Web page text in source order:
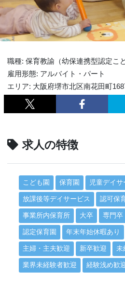
職種: 保育教諭（幼保連携型認定こ
雇用形態: アルバイト・パート
エリア: 大阪府堺市北区南花田町
求人の特徴
こども園 保育園 児童デイサ
放課後等デイサービス 認可保
事業所内保育所 大卒 専門卒
認定保育園 年末年始休暇あり
主婦・主夫歓迎 新卒歓迎 未
業界未経験者歓迎 経験浅め歓